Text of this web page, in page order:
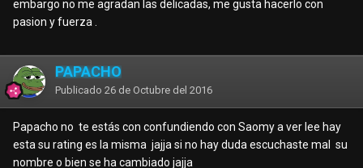
embargo no me agradan las delicadas, me gusta hacerlo con
pasion y fuerza .
PAPACHO
Publicado 26 de Octubre del 2016
Papacho no te estás con confundiendo con Saomy a ver lee hay
esta su rating es la misma jajja si no hay duda escuchaste mal su
nombre o bien se ha cambiado jajja